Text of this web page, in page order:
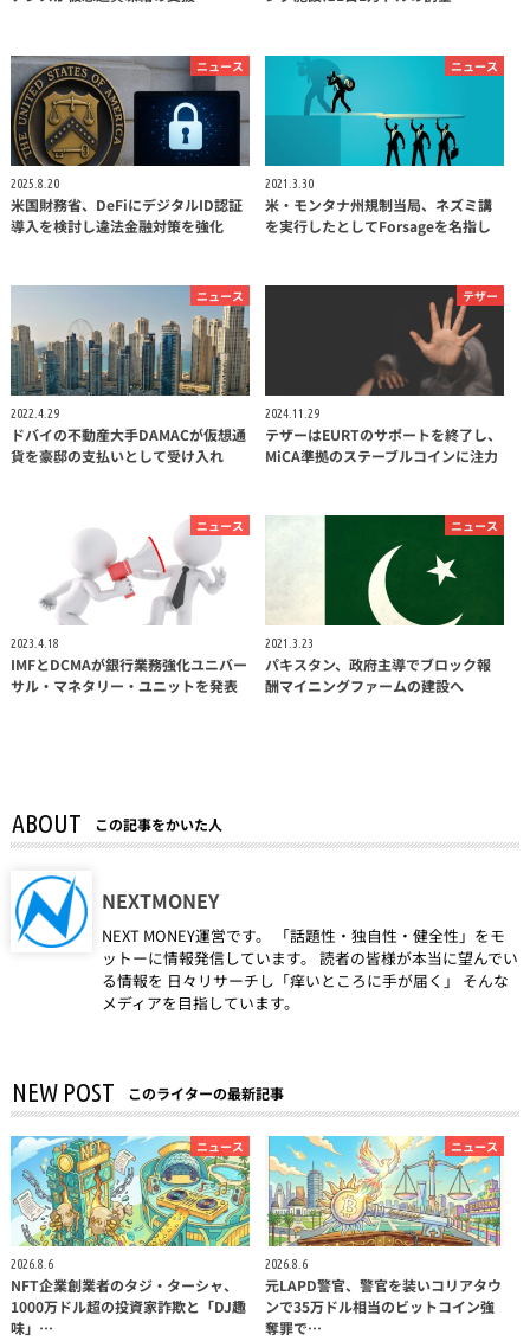
ニュース
2025.8.20
米国財務省、DeFiにデジタルID認証
導入を検討し違法金融対策を強化
ニュース
2021.3.30
米・モンタナ州規制当局、ネズミ講
を実行したとしてForsageを名指し
ニュース
2022.4.29
ドバイの不動産大手DAMACが仮想通
貨を豪邸の支払いとして受け入れ
テザー
2024.11.29
テザーはEURTのサポートを終了し、
MiCA準拠のステーブルコインに注力
ニュース
2023.4.18
IMFとDCMAが銀行業務強化ユニバー
サル・マネタリー・ユニットを発表
ニュース
2021.3.23
パキスタン、政府主導でブロック報
酬マイニングファームの建設へ
ABOUT この記事をかいた人
NEXTMONEY
NEXT MONEY運営です。 「話題性・独自性・健全性」をモ
ットーに情報発信しています。 読者の皆様が本当に望んでい
る情報を 日々リサーチし「痒いところに手が届く」 そんな
メディアを目指しています。
NEW POST このライターの最新記事
ニュース
2026.8.6
NFT企業創業者のタジ・ターシャ、
1000万ドル超の投資家詐欺と「DJ趣
味」…
ニュース
2026.8.6
元LAPD警官、警官を装いコリアタウ
ンで35万ドル相当のビットコイン強
奪罪で…